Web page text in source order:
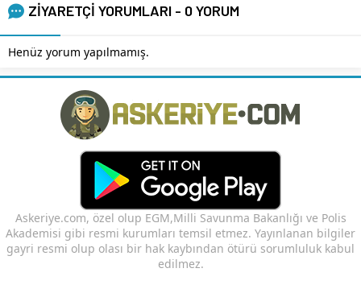
ZİYARETÇİ YORUMLARI - 0 YORUM
Henüz yorum yapılmamış.
Askeriye.com, özel olup EGM,Milli Savunma Bakanlığı ve Polis
Akademisi gibi resmi kurumları temsil etmez. Yayınlanan bilgiler
gayri resmi olup olası bir hak kaybından ötürü sorumluluk kabul
edilmez.